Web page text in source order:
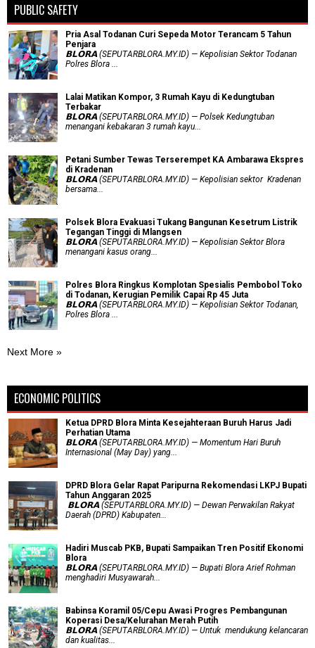
PUBLIC SAFETY
Pria Asal Todanan Curi Sepeda Motor Terancam 5 Tahun
Penjara
𝗕𝗟𝗢𝗥𝗔 (SEPUTARBLORA.MY.ID) — Kepolisian Sektor Todanan
Polres Blora ...
Lalai Matikan Kompor, 3 Rumah Kayu di Kedungtuban
Terbakar
𝗕𝗟𝗢𝗥𝗔 (SEPUTARBLORA.MY.ID) — Polsek Kedungtuban
menangani kebakaran 3 rumah kayu...
Petani Sumber Tewas Terserempet KA Ambarawa Ekspres
di Kradenan
𝗕𝗟𝗢𝗥𝗔 (SEPUTARBLORA.MY.ID) — Kepolisian sektor Kradenan
bersama...
Polsek Blora Evakuasi Tukang Bangunan Kesetrum Listrik
Tegangan Tinggi di Mlangsen
𝗕𝗟𝗢𝗥𝗔 (SEPUTARBLORA.MY.ID) — Kepolisian Sektor Blora
menangani kasus orang...
Polres Blora Ringkus Komplotan Spesialis Pembobol Toko
di Todanan, Kerugian Pemilik Capai Rp 45 Juta
𝗕𝗟𝗢𝗥𝗔 (SEPUTARBLORA.MY.ID) — Kepolisian Sektor Todanan,
Polres Blora ...
Next More »
ECONOMIC POLITICS
Ketua DPRD Blora Minta Kesejahteraan Buruh Harus Jadi
Perhatian Utama
​𝗕𝗟𝗢𝗥𝗔 (SEPUTARBLORA.MY.ID) — Momentum Hari Buruh
Internasional (May Day) yang...
DPRD Blora Gelar Rapat Paripurna Rekomendasi LKPJ Bupati
Tahun Anggaran 2025
‎ 𝗕𝗟𝗢𝗥𝗔 (SEPUTARBLORA.MY.ID) — Dewan Perwakilan Rakyat
Daerah (DPRD) Kabupaten...
Hadiri Muscab PKB, Bupati Sampaikan Tren Positif Ekonomi
Blora
𝗕𝗟𝗢𝗥𝗔 (SEPUTARBLORA.MY.ID) — Bupati Blora Arief Rohman
menghadiri Musyawarah...
Babinsa Koramil 05/Cepu Awasi Progres Pembangunan
Koperasi Desa/Kelurahan Merah Putih
𝗕𝗟𝗢𝗥𝗔 (SEPUTARBLORA.MY.ID) — Untuk mendukung kelancaran
dan kualitas...